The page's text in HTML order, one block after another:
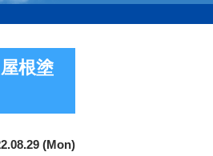
根塗
(Mon)